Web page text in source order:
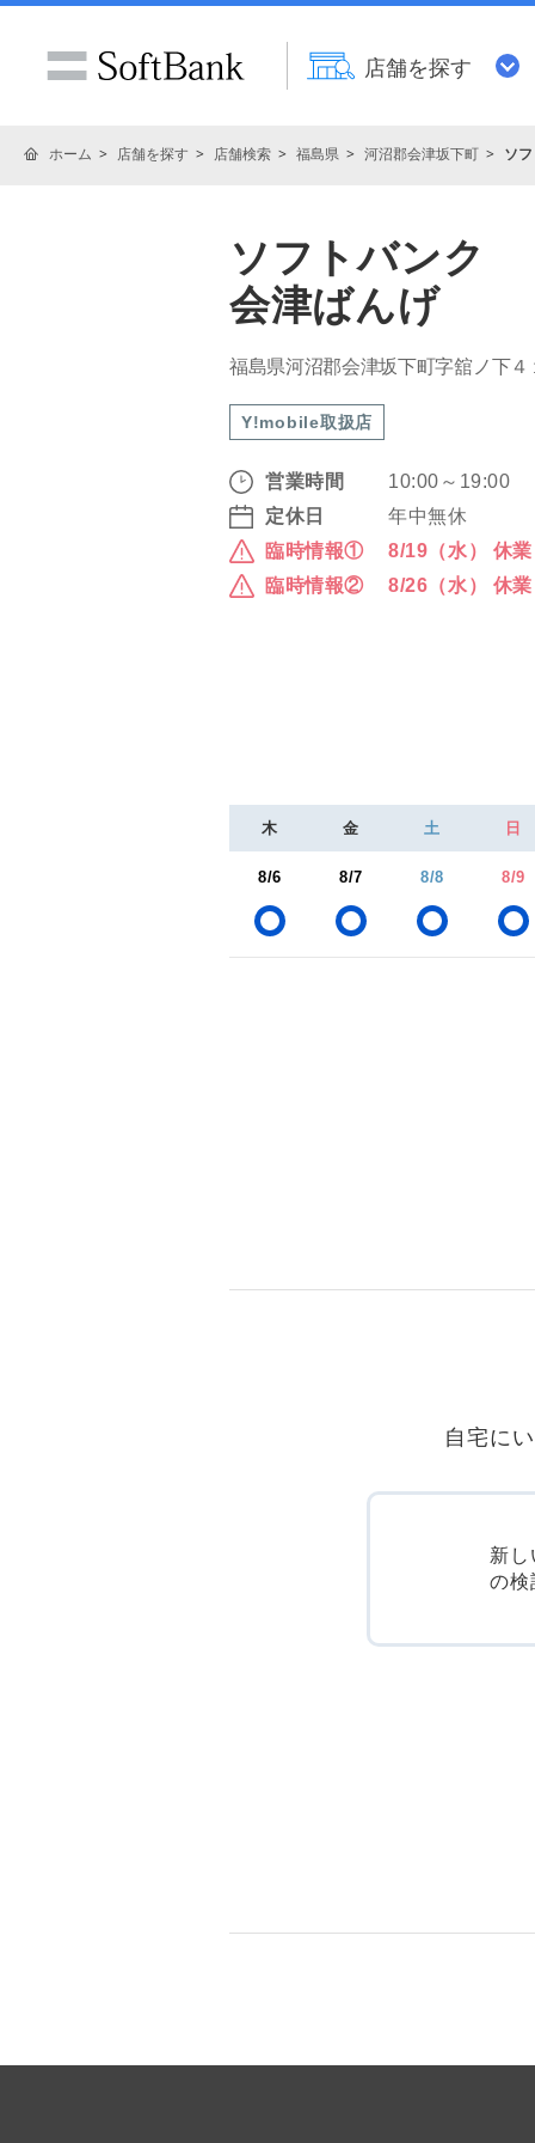
店舗を探す
ホーム 店舗を探す 店舗検索 福島県 河沼郡会津坂下町 ソ
ソフトバンク
会津ばんげ
福島県河沼郡会津坂下町字舘ノ下４
Y!mobile取扱店
営業時間
10:00～19:00
定休日
年中無休
臨時情報①
8/19（水） 休業
臨時情報②
8/26（水） 休業
木 金 土 日
8/6 8/7 8/8 8/9
自宅に
新し
の検